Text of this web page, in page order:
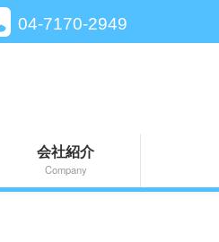
04-7170-2949
会社紹介
Company